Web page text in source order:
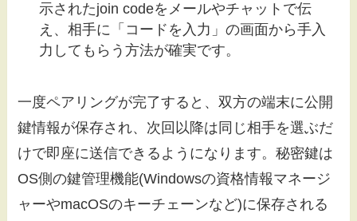
示されたjoin codeをメールやチャットで伝
え、相手に「コードを入力」の画面から手入
力してもらう方法が確実です。
一度ペアリングが完了すると、双方の端末に公開
鍵情報が保存され、次回以降は同じ相手を選ぶだ
けで即座に送信できるようになります。秘密鍵は
OS側の鍵管理機能(Windowsの資格情報マネージ
ャーやmacOSのキーチェーンなど)に保存される